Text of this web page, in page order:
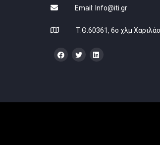
Email: Info@iti.gr
Τ.Θ.60361, 6ο χλμ